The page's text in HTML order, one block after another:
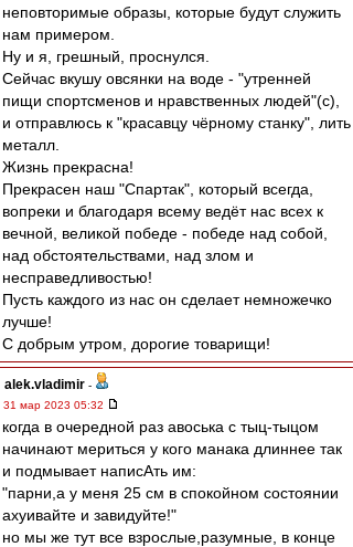
неповторимые образы, которые будут служить
нам примером.
Ну и я, грешный, проснулся.
Сейчас вкушу овсянки на воде - "утренней
пищи спортсменов и нравственных людей"(с),
и отправлюсь к "красавцу чёрному станку", лить
металл.
Жизнь прекрасна!
Прекрасен наш "Спартак", который всегда,
вопреки и благодаря всему ведёт нас всех к
вечной, великой победе - победе над собой,
над обстоятельствами, над злом и
несправедливостью!
Пусть каждого из нас он сделает немножечко
лучше!
С добрым утром, дорогие товарищи!
alek.vladimir -
31 мар 2023 05:32
когда в очередной раз авоська с тыц-тыцом
начинают мериться у кого манака длиннее так
и подмывает написАть им:
"парни,а у меня 25 см в спокойном состоянии
ахуивайте и завидуйте!"
но мы же тут все взрослые,разумные, в конце